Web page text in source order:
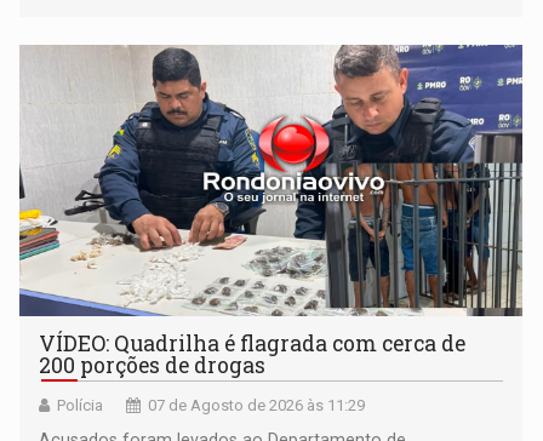
VÍDEO: Quadrilha é flagrada com cerca de
200 porções de drogas
Polícia 07 de Agosto de 2026 às 11:29